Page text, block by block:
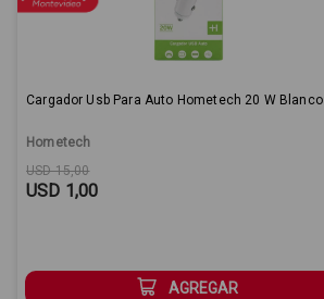
Cargador Usb Para Auto Hometech 20 W Blanco
Hometech
Original price:
USD 15,00
Sale Price:
USD 1,00
AGREGAR